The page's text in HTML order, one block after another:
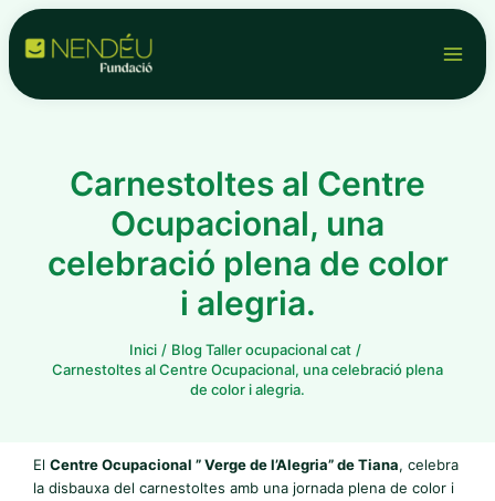
Vés
al
contingut
Main
Carnestoltes al Centre
Ocupacional, una
celebració plena de color
i alegria.
Inici
Blog Taller ocupacional cat
Carnestoltes al Centre Ocupacional, una celebració plena
de color i alegria.
El Centre Ocupacional ” Verge de l’Alegria” de Tiana, celebra
la disbauxa del carnestoltes amb una jornada plena de color i
LinkedInYouTube
Facebook
X Instagram
WhatsApp